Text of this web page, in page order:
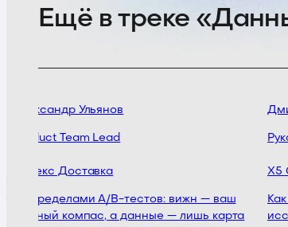
Ещё в треке
Александр Ульянов
Product Team Lead
Яндекс Доставка
За пределами A/B-тестов: вижн — ваш
главный компас, а данные — лишь карта
X5
Как